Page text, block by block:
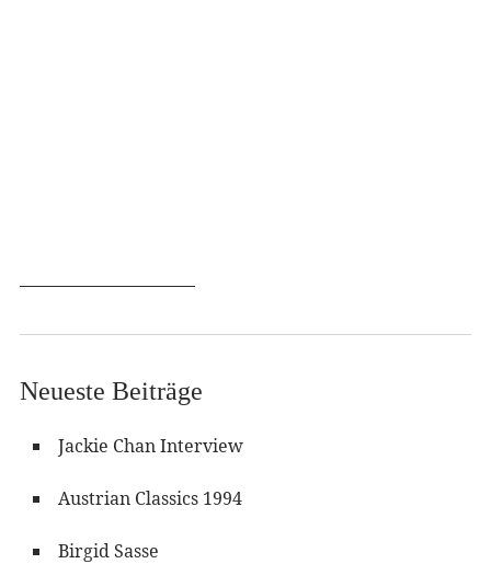
Neueste Beiträge
Jackie Chan Interview
Austrian Classics 1994
Birgid Sasse